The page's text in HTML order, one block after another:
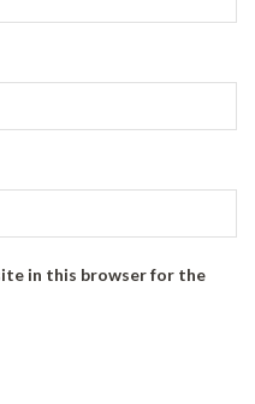
in this browser for the